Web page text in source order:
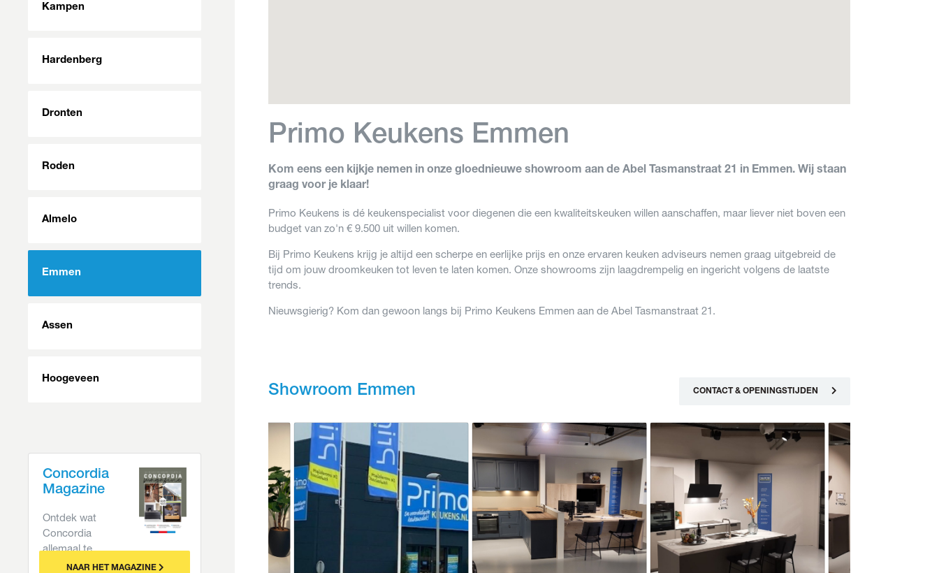
Primo Keukens Emmen
Kom eens een kijkje nemen in onze gloednieuwe showroom aan de Abel Tasmanstraat 21 in Emmen. Wij staan
graag voor je klaar!
Primo Keukens is dé keukenspecialist voor diegenen die een kwaliteitskeuken willen aanschaffen, maar liever niet boven een
budget van zo'n € 9.500 uit willen komen.
Bij Primo Keukens krijg je altijd een scherpe en eerlijke prijs en onze ervaren keuken adviseurs nemen graag uitgebreid de
tijd om jouw droomkeuken tot leven te laten komen. Onze showrooms zijn laagdrempelig en ingericht volgens de laatste
trends.
Nieuwsgierig? Kom dan gewoon langs bij Primo Keukens Emmen aan de Abel Tasmanstraat 21.
Showroom Emmen CONTACT & OPENINGSTIJDEN
Kampen
Hardenberg
Dronten
Roden
Almelo
Emmen
Assen
Hoogeveen
Concordia
Magazine
Ontdek wat
Concordia
allemaal te
bieden heeft.
NAAR HET MAGAZINE